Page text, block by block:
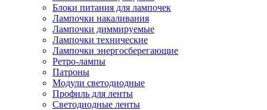
Блоки питания для лампочек
Лампочки накаливания
Лампочки диммируемые
Лампочки технические
Лампочки энергосберегающие
Ретро-лампы
Патроны
Модули светодиодные
Профиль для ленты
Светодиодные ленты